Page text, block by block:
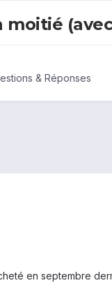
& Réponses
en septembre